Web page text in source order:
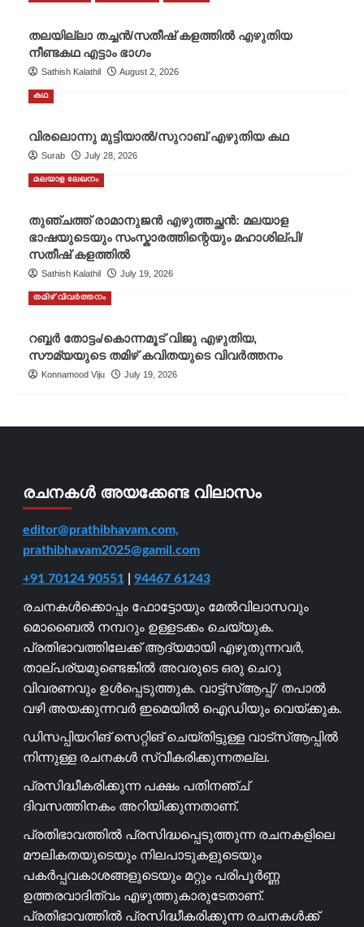
തലയില്ലാ തച്ചൻ/സതീഷ് കളത്തിൽ എഴുതിയ
നീണ്ടകഥ എട്ടാം ഭാഗം
Sathish Kalathil August 2, 2026
കഥ
വിരലൊന്നു മുട്ടിയാൽ/സുറാബ് എഴുതിയ കഥ
Surab July 28, 2026
മലയാള ലേഖനം
തുഞ്ചത്ത് രാമാനുജൻ എഴുത്തച്ഛൻ: മലയാള
ഭാഷയുടെയും സംസ്കാരത്തിന്റെയും മഹാശില്പി/
സതീഷ് കളത്തിൽ
Sathish Kalathil July 19, 2026
തമിഴ് വിവർത്തനം
റബ്ബർ തോട്ടം/കൊന്നമൂട് വിജു എഴുതിയ,
സൗമ്യയുടെ തമിഴ് കവിതയുടെ വിവർത്തനം
Konnamood Viju July 19, 2026
രചനകൾ അയക്കേണ്ട വിലാസം
editor@prathibhavam.com,
prathibhavam2025@gamil.com
+91 70124 90551| 94467 61243
രചനകൾക്കൊപ്പം ഫോട്ടോയും മേൽവിലാസവും
മൊബൈൽ നമ്പറും ഉള്ളടക്കം ചെയ്യുക.
പ്രതിഭാവത്തിലേക്ക് ആദ്യമായി എഴുതുന്നവർ,
താല്പര്യമുണ്ടെങ്കിൽ അവരുടെ ഒരു ചെറു
വിവരണവും ഉൾപ്പെടുത്തുക. വാട്ട്സ്ആപ്പ്/ തപാൽ
വഴി അയക്കുന്നവർ ഇമെയിൽ ഐഡിയും വെയ്ക്കുക.
ഡിസപ്പിയറിങ് സെറ്റിങ് ചെയ്തിട്ടുള്ള വാട്സ്ആപ്പിൽ
നിന്നുള്ള രചനകൾ സ്വീകരിക്കുന്നതല്ല.
പ്രസിദ്ധീകരിക്കുന്ന പക്ഷം പതിനഞ്ച്
ദിവസത്തിനകം അറിയിക്കുന്നതാണ്.
പ്രതിഭാവത്തിൽ പ്രസിദ്ധപ്പെടുത്തുന്ന രചനകളിലെ
മൗലികതയുടെയും നിലപാടുകളുടെയും
പകർപ്പവകാശങ്ങളുടെയും മറ്റും പരിപൂർണ്ണ
ഉത്തരവാദിത്വം എഴുത്തുകാരുടേതാണ്.
പ്രതിഭാവത്തിൽ പ്രസിദ്ധീകരിക്കുന്ന രചനകൾക്ക്